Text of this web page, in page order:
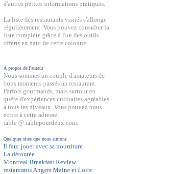
d'autres petites informations pratiques.
La liste des restaurants visités s'allonge
régulièrement. Vous pouvez consulter la
liste complète grâce à l'un des outils
offerts en haut de cette colonne.
À propos de l'auteur
Nous sommes un couple d'amateurs de
bons moments passés au restaurant.
Parfois gourmands, mais surtout en
quête d'expériences culinaires agréables
à tous les niveaux. Vous pouvez nous
écrire à cette adresse:
table @ tablepourdeux.com.
Quelques sites que nous aimons
Il faut jouer avec sa nourriture
La déroutée
Montreal Breakfast Review
restaurants Angers Maine et Loire